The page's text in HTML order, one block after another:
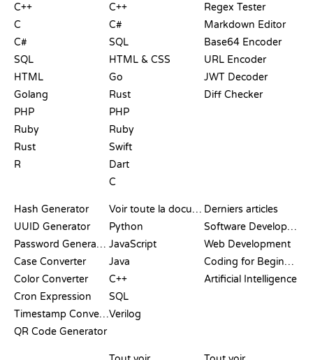
C++
C
C#
SQL
HTML
Golang
PHP
Ruby
Rust
R
C++
C#
SQL
HTML & CSS
Go
Rust
PHP
Ruby
Swift
Dart
C
Regex Tester
Markdown Editor
Base64 Encoder
URL Encoder
JWT Decoder
Diff Checker
Hash Generator
UUID Generator
Password Generator
Case Converter
Color Converter
Cron Expression
Timestamp Converter
QR Code Generator
Voir toute la documentation
Python
JavaScript
Java
C++
SQL
Verilog
Derniers articles
Software Development
Web Development
Coding for Beginners
Artificial Intelligence